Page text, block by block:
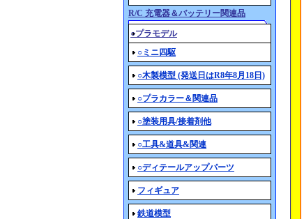
R/C 充電器＆バッテリー関連品
○プラモデル
○ミニ四駆
○木製模型 (発送日はR8年8月18日)
○プラカラー＆関連品
○塗装用具/接着剤他
○工具&道具&関連
○ディテールアップパーツ
フィギュア
鉄道模型